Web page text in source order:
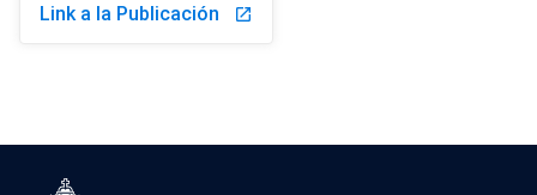
Link a la Publicación launch